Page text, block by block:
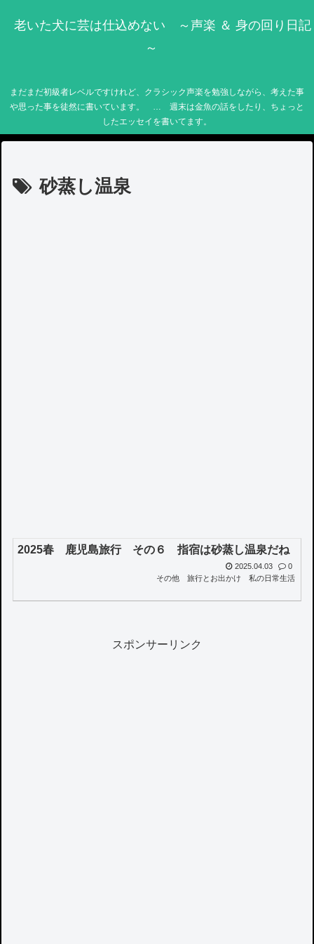
老いた犬に芸は仕込めない ～声楽 ＆ 身の回り日記
～
まだまだ初級者レベルですけれど、クラシック声楽を勉強しながら、考えた事
や思った事を徒然に書いています。 … 週末は金魚の話をしたり、ちょっと
したエッセイを書いてます。
砂蒸し温泉
2025春 鹿児島旅行 その６ 指宿は砂蒸し温泉だね
2025.04.03
0
その他
旅行とお出かけ 私の日常生活
スポンサーリンク